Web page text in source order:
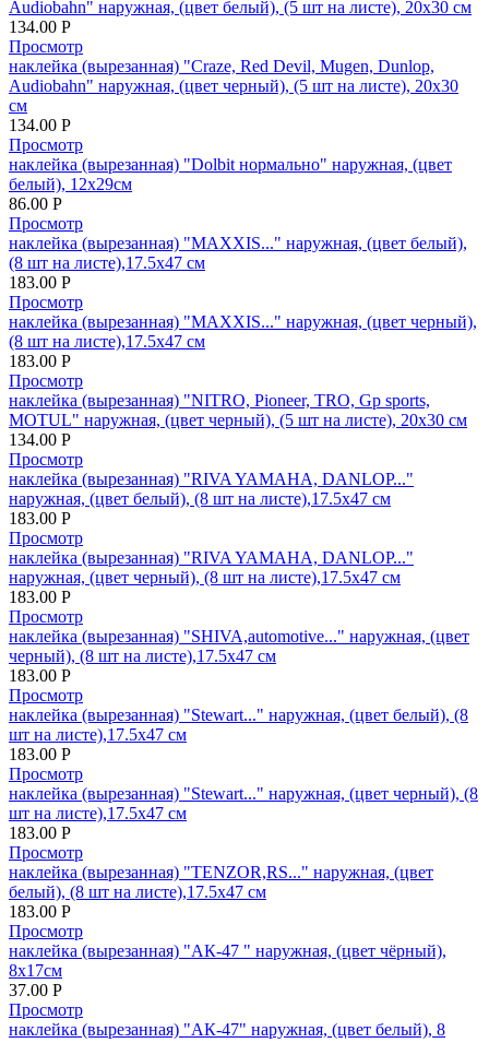
Audiobahn" наружная, (цвет белый), (5 шт на листе), 20х30 см
134.00 Р
Просмотр
наклейка (вырезанная) "Craze, Red Devil, Mugen, Dunlop,
Audiobahn" наружная, (цвет черный), (5 шт на листе), 20х30
см
134.00 Р
Просмотр
наклейка (вырезанная) "Dolbit нормально" наружная, (цвет
белый), 12х29см
86.00 Р
Просмотр
наклейка (вырезанная) "MAXXIS..." наружная, (цвет белый),
(8 шт на листе),17.5х47 см
183.00 Р
Просмотр
наклейка (вырезанная) "MAXXIS..." наружная, (цвет черный),
(8 шт на листе),17.5х47 см
183.00 Р
Просмотр
наклейка (вырезанная) "NITRO, Pioneer, TRO, Gp sports,
MOTUL" наружная, (цвет черный), (5 шт на листе), 20х30 см
134.00 Р
Просмотр
наклейка (вырезанная) "RIVA YAMAHA, DANLOP..."
наружная, (цвет белый), (8 шт на листе),17.5х47 см
183.00 Р
Просмотр
наклейка (вырезанная) "RIVA YAMAHA, DANLOP..."
наружная, (цвет черный), (8 шт на листе),17.5х47 см
183.00 Р
Просмотр
наклейка (вырезанная) "SHIVA,automotive..." наружная, (цвет
черный), (8 шт на листе),17.5х47 см
183.00 Р
Просмотр
наклейка (вырезанная) "Stewart..." наружная, (цвет белый), (8
шт на листе),17.5х47 см
183.00 Р
Просмотр
наклейка (вырезанная) "Stewart..." наружная, (цвет черный), (8
шт на листе),17.5х47 см
183.00 Р
Просмотр
наклейка (вырезанная) "TENZOR,RS..." наружная, (цвет
белый), (8 шт на листе),17.5х47 см
183.00 Р
Просмотр
наклейка (вырезанная) "АК-47 " наружная, (цвет чёрный),
8х17см
37.00 Р
Просмотр
наклейка (вырезанная) "АК-47" наружная, (цвет белый), 8